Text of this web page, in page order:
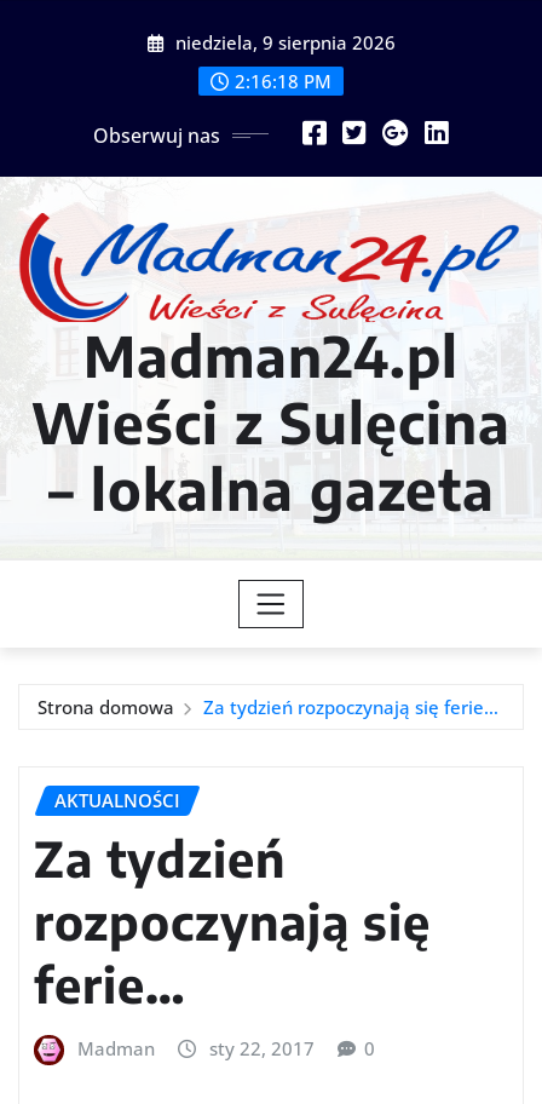
niedziela, 9 sierpnia 2026
2:16:20 PM
Obserwuj nas
Madman24.pl
Wieści z Sulęcina
– lokalna gazeta
Strona domowa Za tydzień rozpoczynają się ferie…
AKTUALNOŚCI
Za tydzień
rozpoczynają się
ferie…
Madman sty 22, 2017 0